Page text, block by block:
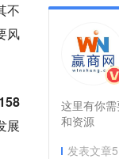
不
风
展
这里有你
和资源
发表文章